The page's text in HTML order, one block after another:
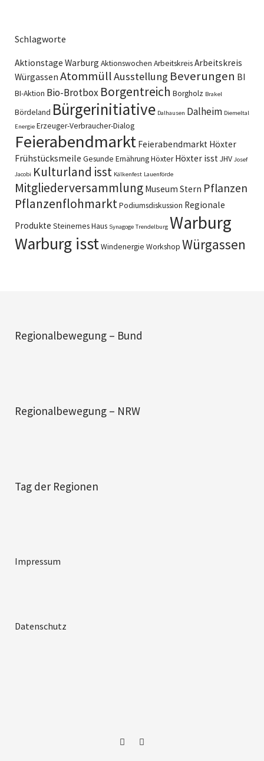
Schlagworte
Aktionstage Warburg Aktionswochen ArbeitskreisArbeitskreis
Würgassen AtommüllAusstellung Beverungen BI
BI-Aktion Bio-Brotbox Borgentreich Borgholz Brakel
Bördeland Bürgerinitiative Dalhausen Dalheim Diemeltal
Energie Erzeuger-Verbraucher-Dialog
Feierabendmarkt Feierabendmarkt Höxter
Frühstücksmeile Gesunde ErnährungHöxter Höxter isstJHV Josef
Jacobi Kulturland isst Kälkenfest Lauenförde
Mitgliederversammlung Museum Stern Pflanzen
PflanzenflohmarktPodiumsdiskussion Regionale
Produkte Steinernes Haus Synagoge Trendelburg Warburg
Warburg isstWindenergie Workshop Würgassen
Regionalbewegung – Bund
Regionalbewegung – NRW
Tag der Regionen
Impressum
Datenschutz